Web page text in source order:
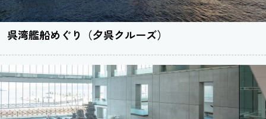
呉湾艦船めぐり（夕呉クルーズ）